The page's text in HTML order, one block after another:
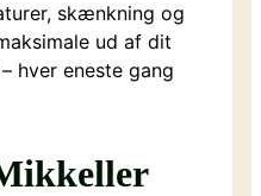
skænkning og
ud af dit
hver eneste gang